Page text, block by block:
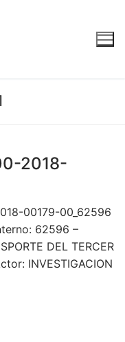
2018-
00179-00_62596
62596 –
DEL TERCER
INVESTIGACION